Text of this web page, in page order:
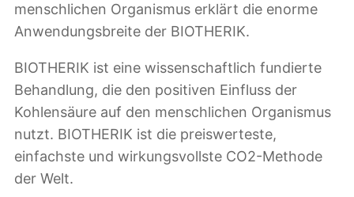
menschlichen Organismus erklärt die enorme
Anwendungsbreite der BIOTHERIK.
BIOTHERIK ist eine wissenschaftlich fundierte
Behandlung, die den positiven Einfluss der
Kohlensäure auf den menschlichen Organismus
nutzt. BIOTHERIK ist die preiswerteste,
einfachste und wirkungsvollste CO2-Methode
der Welt.